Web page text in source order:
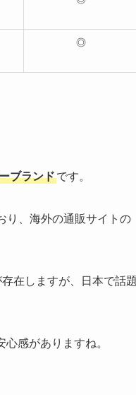
◎
ブランドです。
り、海外の通販サイトの
在しますが、日本で話
感がありますね。